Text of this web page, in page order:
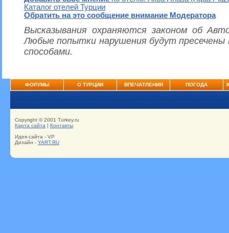
Каталог отелей Турции
Обратить на это сообщение внимание Модератора
Высказывания охраняются законом об
Любые попытки нарушения будут пресечены
способами.
ФОРУМЫ О ТУРЦИИ ВПЕЧАТЛЕНИЯ ПОГОДА
Copyright © 2001 Turkey.ru
Карта сайта | Контакты
Идея сайта - VP
Дизайн - YART.RU